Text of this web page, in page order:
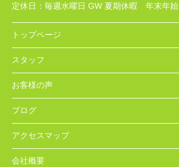
定休日： 毎週水曜日 GW 夏期休暇 年末年始
トップページ
スタッフ
お客様の声
ブログ
アクセスマップ
会社概要